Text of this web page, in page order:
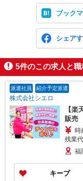
ブック
シェア
5件のこの求人と
派遣社員 紹介予定派遣
株式会社シエロ
【楽
販売
時
残業
+゜
万円支給(規定有
ィブ支給(規定有
有）★
福
キープ